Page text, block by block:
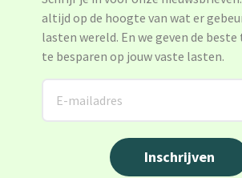
altijd op de hoogte van wat er
lasten wereld. En we geven de
te besparen op jouw vaste lasten.